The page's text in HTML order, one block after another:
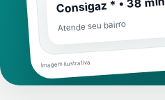
Consigaz * • 38 min
Atende seu bairro
Imagem ilustrativa